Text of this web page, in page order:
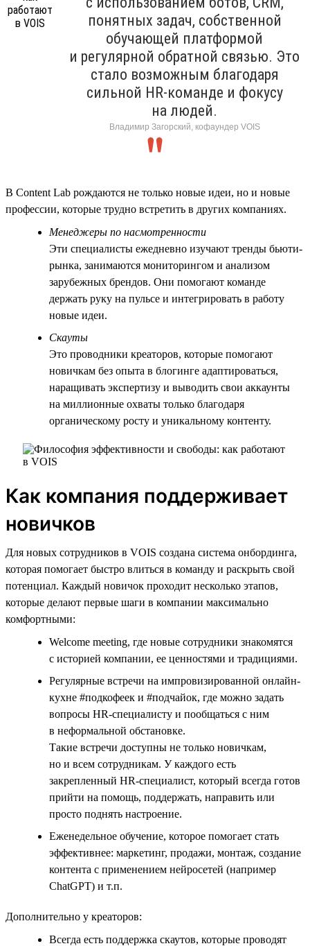
понятных задач, собственной
обучающей платформой
и регулярной обратной связью. Это
стало возможным благодаря
сильной HR-команде и фокусу
на людей.
Владимир Загорский, кофаундер VOIS
В Content Lab рождаются не только новые идеи, но и новые
профессии, которые трудно встретить в других компаниях.
Менеджеры по насмотренности
Эти специалисты ежедневно изучают тренды бьюти-
рынка, занимаются мониторингом и анализом
зарубежных брендов. Они помогают команде
держать руку на пульсе и интегрировать в работу
новые идеи.
Скауты
Это проводники креаторов, которые помогают
новичкам без опыта в блогинге адаптироваться,
наращивать экспертизу и выводить свои аккаунты
на миллионные охваты только благодаря
органическому росту и уникальному контенту.
Как компания поддерживает
новичков
Для новых сотрудников в VOIS создана система онбординга,
которая помогает быстро влиться в команду и раскрыть свой
потенциал. Каждый новичок проходит несколько этапов,
которые делают первые шаги в компании максимально
комфортными:
Welcome meeting, где новые сотрудники знакомятся
с историей компании, ее ценностями и традициями.
Регулярные встречи на импровизированной онлайн-
кухне #подкофеек и #подчайок, где можно задать
вопросы HR-специалисту и пообщаться с ним
в неформальной обстановке.
Такие встречи доступны не только новичкам,
но и всем сотрудникам. У каждого есть
закрепленный HR-специалист, который всегда готов
прийти на помощь, поддержать, направить или
просто поднять настроение.
Еженедельное обучение, которое помогает стать
эффективнее: маркетинг, продажи, монтаж, создание
контента с применением нейросетей (например
ChatGPT) и т.п.
Дополнительно у креаторов:
Всегда есть поддержка скаутов, которые проводят